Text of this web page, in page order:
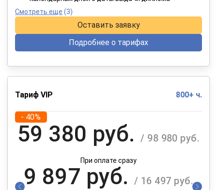
Смотреть еще (3)
Оставить заявку
Подробнее о тарифах
Тариф VIP 800+ ч.
- 40%
59 380 руб. / 98 980 руб.
При оплате сразу
9 897 руб. / 16 497 руб.